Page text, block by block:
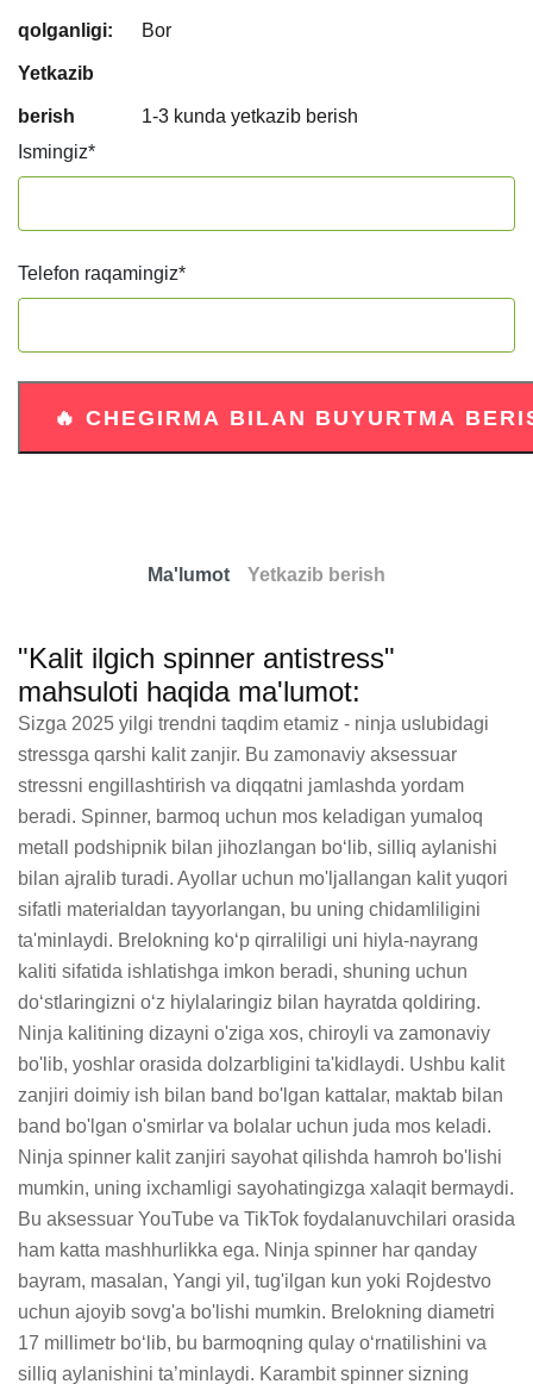
qolganligi: Bor
Yetkazib
berish
1-3 kunda yetkazib berish
Ismingiz*
Telefon raqamingiz*
Ma'lumot Yetkazib berish
"Kalit ilgich spinner antistress"
mahsuloti haqida ma'lumot:
Sizga 2025 yilgi trendni taqdim etamiz - ninja uslubidagi
stressga qarshi kalit zanjir. Bu zamonaviy aksessuar
stressni engillashtirish va diqqatni jamlashda yordam
beradi. Spinner, barmoq uchun mos keladigan yumaloq
metall podshipnik bilan jihozlangan bo‘lib, silliq aylanishi
bilan ajralib turadi. Ayollar uchun mo'ljallangan kalit yuqori
sifatli materialdan tayyorlangan, bu uning chidamliligini
ta'minlaydi. Brelokning ko‘p qirraliligi uni hiyla-nayrang
kaliti sifatida ishlatishga imkon beradi, shuning uchun
do‘stlaringizni o‘z hiylalaringiz bilan hayratda qoldiring.
Ninja kalitining dizayni o'ziga xos, chiroyli va zamonaviy
bo'lib, yoshlar orasida dolzarbligini ta'kidlaydi. Ushbu kalit
zanjiri doimiy ish bilan band bo'lgan kattalar, maktab bilan
band bo'lgan o'smirlar va bolalar uchun juda mos keladi.
Ninja spinner kalit zanjiri sayohat qilishda hamroh bo'lishi
mumkin, uning ixchamligi sayohatingizga xalaqit bermaydi.
Bu aksessuar YouTube va TikTok foydalanuvchilari orasida
ham katta mashhurlikka ega. Ninja spinner har qanday
bayram, masalan, Yangi yil, tug'ilgan kun yoki Rojdestvo
uchun ajoyib sovg'a bo'lishi mumkin. Brelokning diametri
17 millimetr bo‘lib, bu barmoqning qulay o‘rnatilishini va
silliq aylanishini ta’minlaydi. Karambit spinner sizning